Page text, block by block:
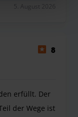
5. August 2026
8
erfüllt. Der
der Wege ist